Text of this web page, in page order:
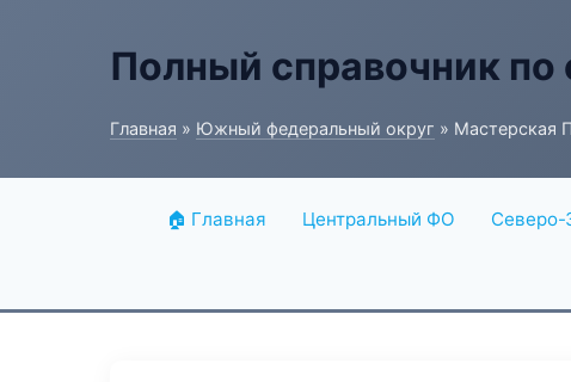
Полный справочник по
Главная » Южный федеральный округ » Мастерская
🏠 Главная Центральный ФО